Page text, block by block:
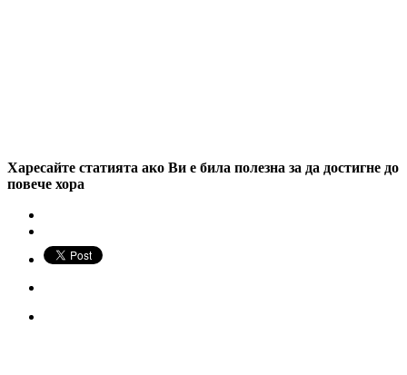
Харесайте статията ако Ви е била полезна за да достигне до
повече хора